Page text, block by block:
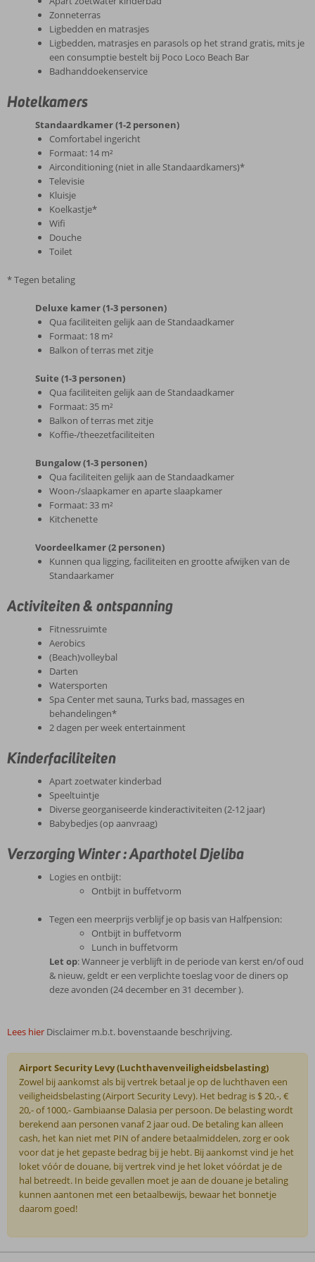
Zonneterras
Ligbedden en matrasjes
Ligbedden, matrasjes en parasols op het strand gratis, mits je
een consumptie bestelt bij Poco Loco Beach Bar
Badhanddoekenservice
Hotelkamers
Standaardkamer (1-2 personen)
Comfortabel ingericht
Formaat: 14 m²
Airconditioning (niet in alle Standaardkamers)*
Televisie
Kluisje
Koelkastje*
Wifi
Douche
Toilet
* Tegen betaling
Deluxe kamer (1-3 personen)
Qua faciliteiten gelijk aan de Standaadkamer
Formaat: 18 m²
Balkon of terras met zitje
Suite (1-3 personen)
Qua faciliteiten gelijk aan de Standaadkamer
Formaat: 35 m²
Balkon of terras met zitje
Koffie-/theezetfaciliteiten
Bungalow (1-3 personen)
Qua faciliteiten gelijk aan de Standaadkamer
Woon-/slaapkamer en aparte slaapkamer
Formaat: 33 m²
Kitchenette
Voordeelkamer (2 personen)
Kunnen qua ligging, faciliteiten en grootte afwijken van de
Standaarkamer
Activiteiten & ontspanning
Fitnessruimte
Aerobics
(Beach)volleybal
Darten
Watersporten
Spa Center met sauna, Turks bad, massages en
behandelingen*
2 dagen per week entertainment
Kinderfaciliteiten
Apart zoetwater kinderbad
Speeltuintje
Diverse georganiseerde kinderactiviteiten (2-12 jaar)
Babybedjes (op aanvraag)
Verzorging Winter : Aparthotel Djeliba
Logies en ontbijt:
Ontbijt in buffetvorm
Tegen een meerprijs verblijf je op basis van Halfpension:
Ontbijt in buffetvorm
Lunch in buffetvorm
Let op: Wanneer je verblijft in de periode van kerst en/of oud
& nieuw, geldt er een verplichte toeslag voor de diners op
deze avonden (24 december en 31 december ).
Lees hier Disclaimer m.b.t. bovenstaande beschrijving.
Airport Security Levy (Luchthavenveiligheidsbelasting)
Zowel bij aankomst als bij vertrek betaal je op de luchthaven een
veiligheidsbelasting (Airport Security Levy). Het bedrag is $ 20,-, €
20,- of 1000,- Gambiaanse Dalasia per persoon. De belasting wordt
berekend aan personen vanaf 2 jaar oud. De betaling kan alleen
cash, het kan niet met PIN of andere betaalmiddelen, zorg er ook
voor dat je het gepaste bedrag bij je hebt. Bij aankomst vind je het
loket vóór de douane, bij vertrek vind je het loket vóórdat je de
hal betreedt. In beide gevallen moet je aan de douane je betaling
kunnen aantonen met een betaalbewijs, bewaar het bonnetje
daarom goed!